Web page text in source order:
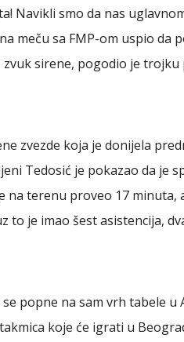
Navikli smo da nas
meču sa FMP-om uspio da
sirene, pogodio je trojku
zvezde koja je donijela
Tedosić je pokazao da je
na terenu proveo 17 minuta,
to je imao šest asistencija,
popne na sam vrh tabele u
koje će igrati u